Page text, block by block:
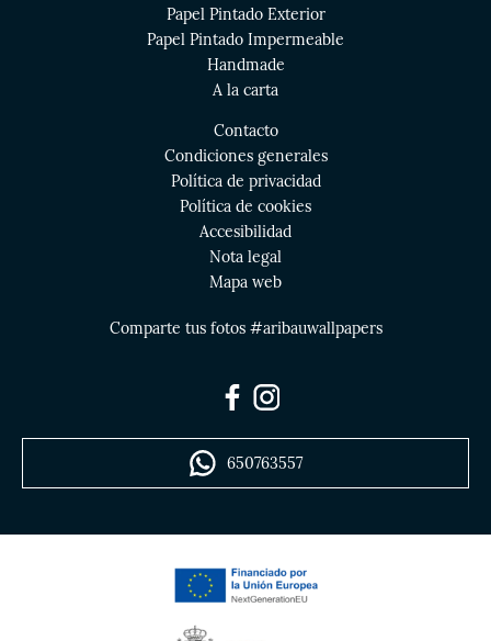
Papel Pintado Exterior
Papel Pintado Impermeable
Handmade
A la carta
Contacto
Condiciones generales
Política de privacidad
Política de cookies
Accesibilidad
Nota legal
Mapa web
Comparte tus fotos #aribauwallpapers
650763557